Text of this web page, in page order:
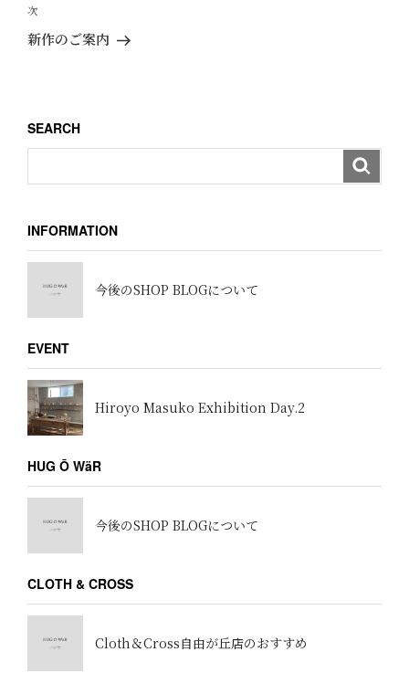
ビ
ゲ
ン
投
稿
次
の
次
新作のご案内
SEARCH
INFORMATION
今後のSHOP BLOGについて
EVENT
Hiroyo Masuko Exhibition Day.2
HUG Ō WäR
今後のSHOP BLOGについて
CLOTH & CROSS
Cloth＆Cross自由が丘店のおすすめ